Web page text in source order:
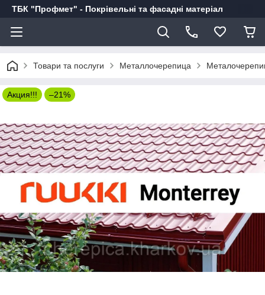
ТБК "Профмет" - Покрівельні та фасадні матеріал
Товари та послуги Металлочерепица
Акция!!! –21%